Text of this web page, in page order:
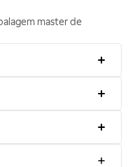
master de